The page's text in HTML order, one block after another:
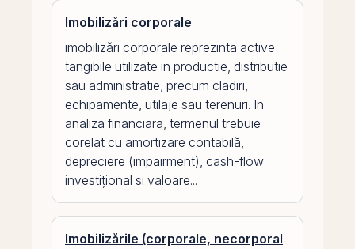
Imobilizări corporale
imobilizări corporale reprezinta active
tangibile utilizate in productie, distributie
sau administratie, precum cladiri,
echipamente, utilaje sau terenuri. In
analiza financiara, termenul trebuie
corelat cu amortizare contabilă,
depreciere (impairment), cash-flow
investițional si valoare...
Imobilizările (corporale, necorporal